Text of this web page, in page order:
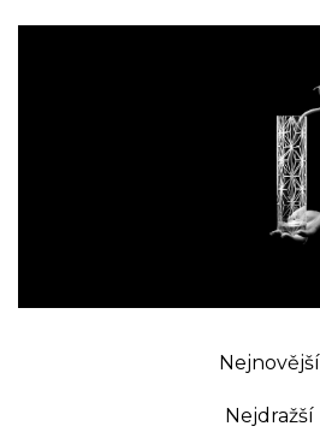
Nejnovější
Nejdražší